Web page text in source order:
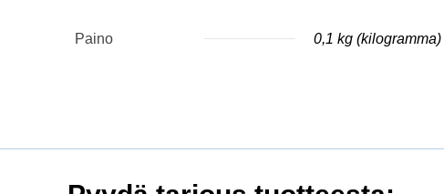
Paino 0,1 kg (kilogramma)